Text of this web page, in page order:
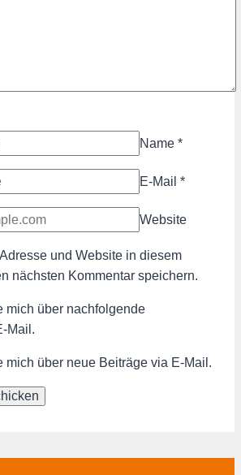
Name *
E-Mail *
Website
und Website in diesem
nächsten Kommentar speichern.
mich über nachfolgende
Mail.
mich über neue Beiträge via E-Mail.